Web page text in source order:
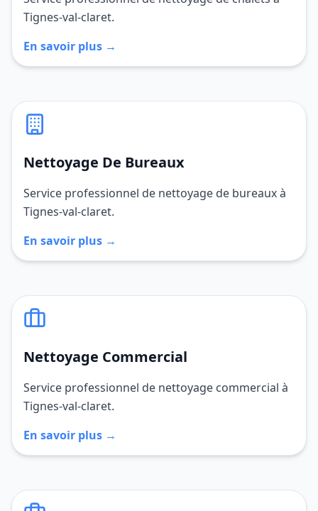
Tignes-val-claret.
En savoir plus →
Nettoyage De Bureaux
Service professionnel de nettoyage de bureaux à
Tignes-val-claret.
En savoir plus →
Nettoyage Commercial
Service professionnel de nettoyage commercial à
Tignes-val-claret.
En savoir plus →